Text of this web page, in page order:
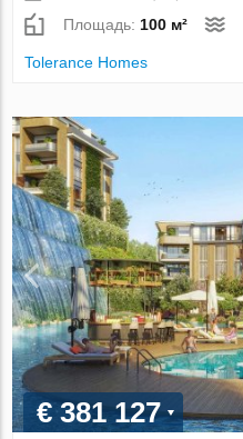
Площадь:100 м²
Tolerance Homes
€ 381 127